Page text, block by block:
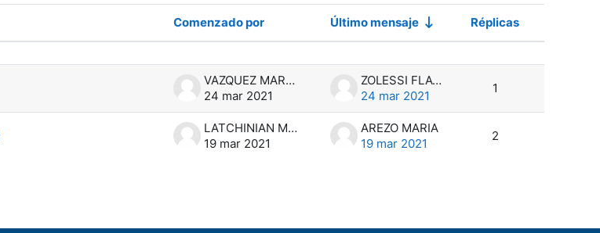
Comenzado por Último mensaje
Réplicas
Acciones
VAZQUEZ MARTINA
24 mar 2021
ZOLESSI FLAVIO
24 mar 2021
1
LATCHINIAN MACEO
19 mar 2021
AREZO MARIA
19 mar 2021
2